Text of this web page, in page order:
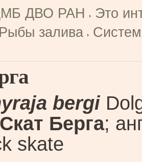
ДВО РАН
Это
Рыбы залива
bergi
Скат Берга;
skate